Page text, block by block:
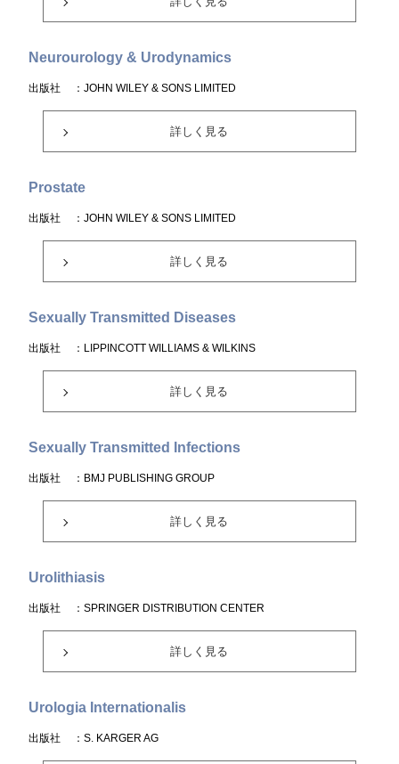
Neurourology & Urodynamics
出版社 ：JOHN WILEY & SONS LIMITED
詳しく見る
Prostate
出版社 ：JOHN WILEY & SONS LIMITED
詳しく見る
Sexually Transmitted Diseases
出版社 ：LIPPINCOTT WILLIAMS & WILKINS
詳しく見る
Sexually Transmitted Infections
出版社 ：BMJ PUBLISHING GROUP
詳しく見る
Urolithiasis
出版社 ：SPRINGER DISTRIBUTION CENTER
詳しく見る
Urologia Internationalis
出版社 ：S. KARGER AG